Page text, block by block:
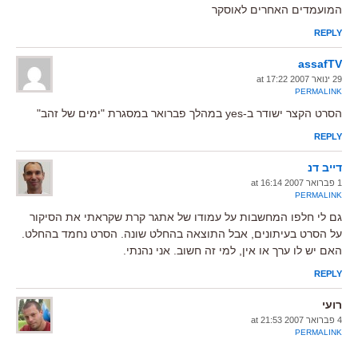
המועמדים האחרים לאוסקר
REPLY
assafTV
29 ינואר 2007 at 17:22
PERMALINK
הסרט הקצר ישודר ב-yes במהלך פברואר במסגרת "ימים של זהב"
REPLY
דייב דנ
1 פברואר 2007 at 16:14
PERMALINK
גם לי חלפו המחשבות על עמודו של אתגר קרת שקראתי את הסיקור
על הסרט בעיתונים, אבל התוצאה בהחלט שונה. הסרט נחמד בהחלט.
האם יש לו ערך או אין, למי זה חשוב. אני נהנתי.
REPLY
רועי
4 פברואר 2007 at 21:53
PERMALINK